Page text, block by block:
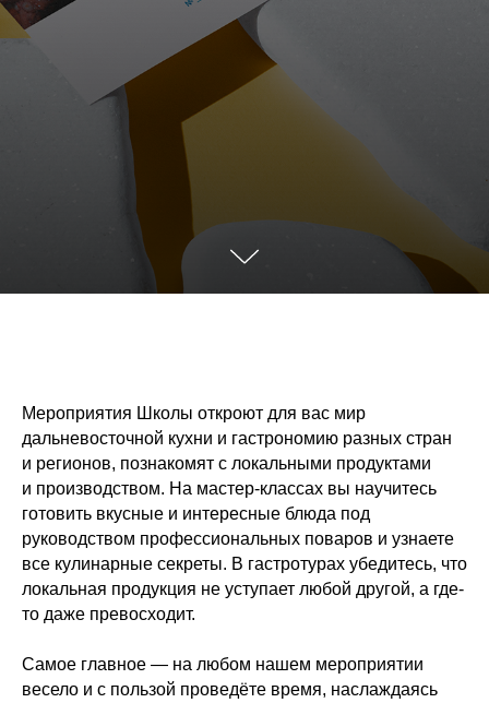
Мероприятия Школы откроют для вас мир
дальневосточной кухни и гастрономию разных стран
и регионов, познакомят с локальными продуктами
и производством. На мастер-классах вы научитесь
готовить вкусные и интересные блюда под
руководством профессиональных поваров и узнаете
все кулинарные секреты. В гастротурах убедитесь, что
локальная продукция не уступает любой другой, а где-
то даже превосходит.
Самое главное — на любом нашем мероприятии
весело и с пользой проведёте время, наслаждаясь